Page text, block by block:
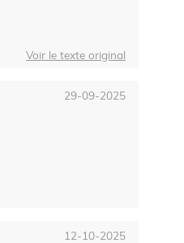
Voir le texte original
29-09-2025
12-10-2025